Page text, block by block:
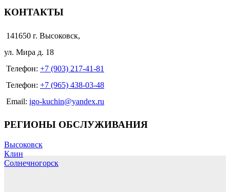
КОНТАКТЫ
141650 г. Высоковск,
ул. Мира д. 18
Телефон: +7 (903) 217-41-81
Телефон: +7 (965) 438-03-48
Email: igo-kuchin@yandex.ru
РЕГИОНЫ ОБСЛУЖИВАНИЯ
Высоковск
Клин
Солнечногорск